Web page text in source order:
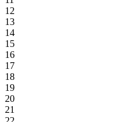
12
13
14
15
16
17
18
19
20
21